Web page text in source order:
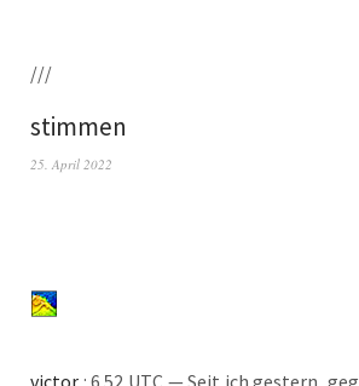
///
stimmen
25. April 2022
vic­tor : 6.52 UTC — Seit ich ges­tern,